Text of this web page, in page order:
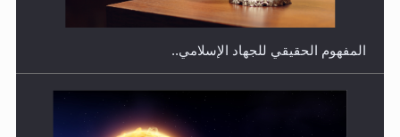
المفهوم الحقيقي للجهاد الإسلامي..